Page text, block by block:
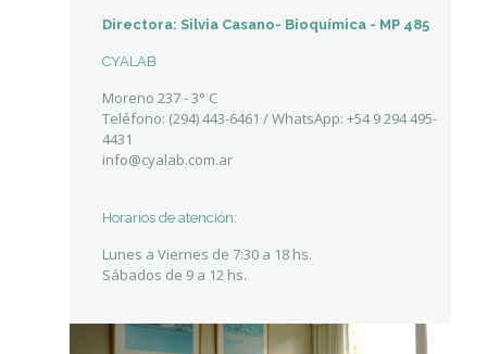
Directora: Silvia Casano- Bioquímica - MP 485
CYALAB
Moreno 237 - 3° C
Teléfono: (294) 443-6461 / WhatsApp: +54 9 294 495-
4431
info@cyalab.com.ar
Horarios de atención:
Lunes a Viernes de 7:30 a 18 hs.
Sábados de 9 a 12 hs.